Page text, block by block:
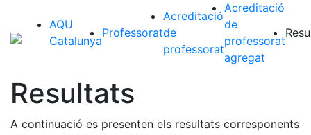
AQU
Catalunya
Professorat
Acreditació
de
professorat
Acreditació
de
professorat
agregat
Resultats
A continuació es presenten els resultats corresponents